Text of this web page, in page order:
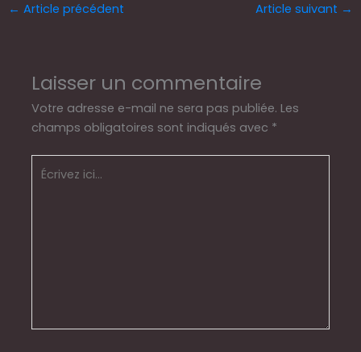
← Article précédent Article suivant →
Laisser un commentaire
Votre adresse e-mail ne sera pas publiée. Les
champs obligatoires sont indiqués avec *
Écrivez
ici…